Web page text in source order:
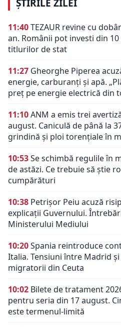
ȘTIRILE ZILEI
11:40TEZAUR revine cu
an. Românii pot investi din
titlurilor de stat
11:27 Gheorghe Piperea
energie, carburanți și apă.
preț pe energie electrică din
11:10ANM a emis trei
august. Caniculă de până la
grindină și ploi torențiale în
10:53Se schimbă regulile în
de astăzi. Ce trebuie să știe
cumpărături
10:38 Petrișor Peiu acuză
explicații Guvernului.
Ministerului Mediului
10:20Spania reintroduce
Italia. Tensiuni între Madrid
migratorii din Ceuta
10:02 Bilete de tratament
pentru seria din 17 august.
este termenul-limită